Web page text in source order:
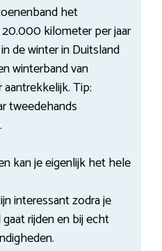
het
20.000 kilometer per jaar
de winter in Duitsland
winterband van
Tip:
tweedehands
kan je eigenlijk het hele
interessant zodra je
rijden en bij echt